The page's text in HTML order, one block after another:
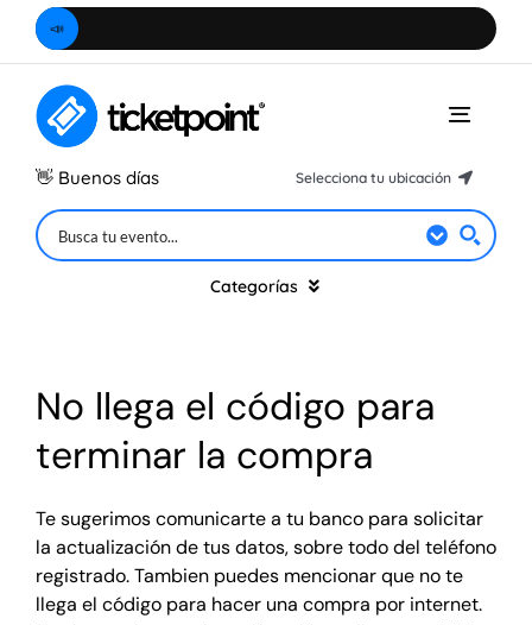
Saltar
contenido
📣
Toggle
👋 Buenos días
Categorías
Teatro
Especiales
Familiares
Selecciona tu ubicación
Morelos
Puebla
Michoacán
Eventos en todo México
🇲🇽
No llega el código para
terminar la compra
Te sugerimos comunicarte a tu banco para solicitar
la actualización de tus datos, sobre todo del teléfono
registrado. Tambien puedes mencionar que no te
llega el código para hacer una compra por internet.